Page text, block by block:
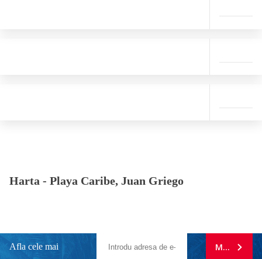
Harta - Playa Caribe, Juan Griego
Afla cele mai MA